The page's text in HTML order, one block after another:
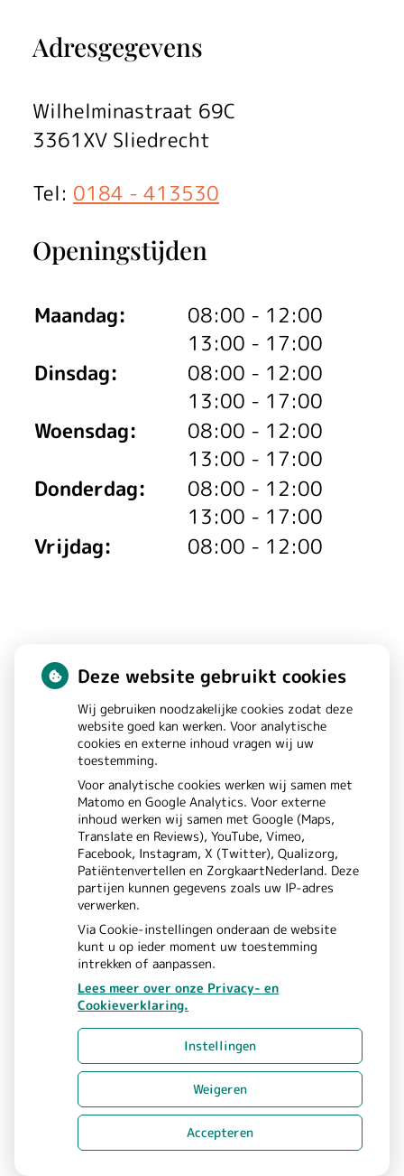
e
a
f
s
l
a
n
k
m
e
d
i
c
n
e
Adresgegevens
Wilhelminastraat 69C
3361XV Sliedrecht
Tel: 0184 - 413530
Openingstijden
Maandag: 08:00 tot
- 12:00
13:00 tot
- 17:00
Dinsdag:
08:00 tot
- 12:00
13:00 tot
- 17:00
Woensdag:
08:00 tot
- 12:00
13:00 tot
- 17:00
Donderdag:
08:00 tot
- 12:00
13:00 tot
- 17:00
Vrijdag:
08:00 - 12:00
Huisartsenpraktijk Stolk
Wilhelminastraat 69C
3361XV Sliedrecht
Uw Zorg Online
Privacy verklaring|Cookie-
|Voorwaarden
Deze website gebruikt cookies
Wij gebruiken noodzakelijke cookies zodat deze
website goed kan werken. Voor analytische
cookies en externe inhoud vragen wij uw
toestemming.
Voor analytische cookies werken wij samen met
Matomo en Google Analytics. Voor externe
inhoud werken wij samen met Google (Maps,
Translate en Reviews), YouTube, Vimeo,
Facebook, Instagram, X (Twitter), Qualizorg,
Patiëntenvertellen en ZorgkaartNederland. Deze
partijen kunnen gegevens zoals uw IP-adres
verwerken.
Via Cookie-instellingen onderaan de website
kunt u op ieder moment uw toestemming
intrekken of aanpassen.
Lees meer over onze Privacy- en
Cookieverklaring.
Instellingen
Weigeren
Accepteren